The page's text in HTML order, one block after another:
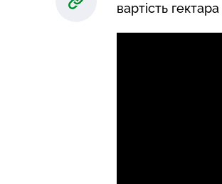
вартість